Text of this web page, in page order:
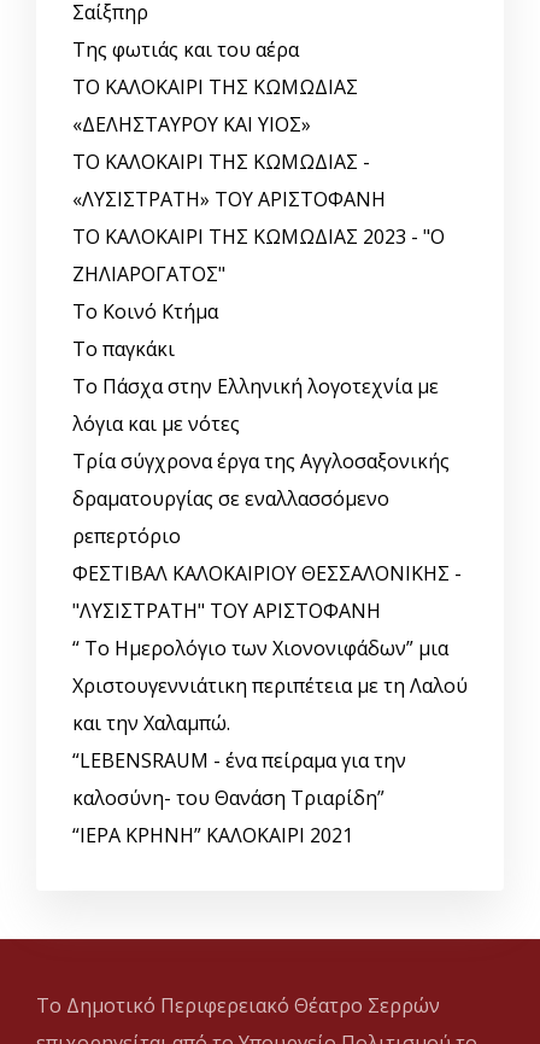
Σαίξπηρ
Της φωτιάς και του αέρα
ΤΟ ΚΑΛΟΚΑΙΡΙ ΤΗΣ ΚΩΜΩΔΙΑΣ
«ΔΕΛΗΣΤΑΥΡΟΥ ΚΑΙ ΥΙΟΣ»
ΤΟ ΚΑΛΟΚΑΙΡΙ ΤΗΣ ΚΩΜΩΔΙΑΣ -
«ΛΥΣΙΣΤΡΑΤΗ» ΤΟΥ ΑΡΙΣΤΟΦΑΝΗ
ΤΟ ΚΑΛΟΚΑΙΡΙ ΤΗΣ ΚΩΜΩΔΙΑΣ 2023 - "Ο
ΖΗΛΙΑΡΟΓΑΤΟΣ"
Το Κοινό Κτήμα
Το παγκάκι
Το Πάσχα στην Ελληνική λογοτεχνία με
λόγια και με νότες
Τρία σύγχρονα έργα της Αγγλοσαξονικής
δραματουργίας σε εναλλασσόμενο
ρεπερτόριο
ΦΕΣΤΙΒΑΛ ΚΑΛΟΚΑΙΡΙΟΥ ΘΕΣΣΑΛΟΝΙΚΗΣ -
"ΛΥΣΙΣΤΡΑΤΗ" ΤΟΥ ΑΡΙΣΤΟΦΑΝΗ
“ Το Ημερολόγιο των Χιονονιφάδων” μια
Χριστουγεννιάτικη περιπέτεια με τη Λαλού
και την Χαλαμπώ.
“LEBENSRAUM - ένα πείραμα για την
καλοσύνη- του Θανάση Τριαρίδη”
“ΙΕΡΑ ΚΡΗΝΗ” ΚΑΛΟΚΑΙΡΙ 2021
Το Δημοτικό Περιφερειακό Θέατρο Σερρών